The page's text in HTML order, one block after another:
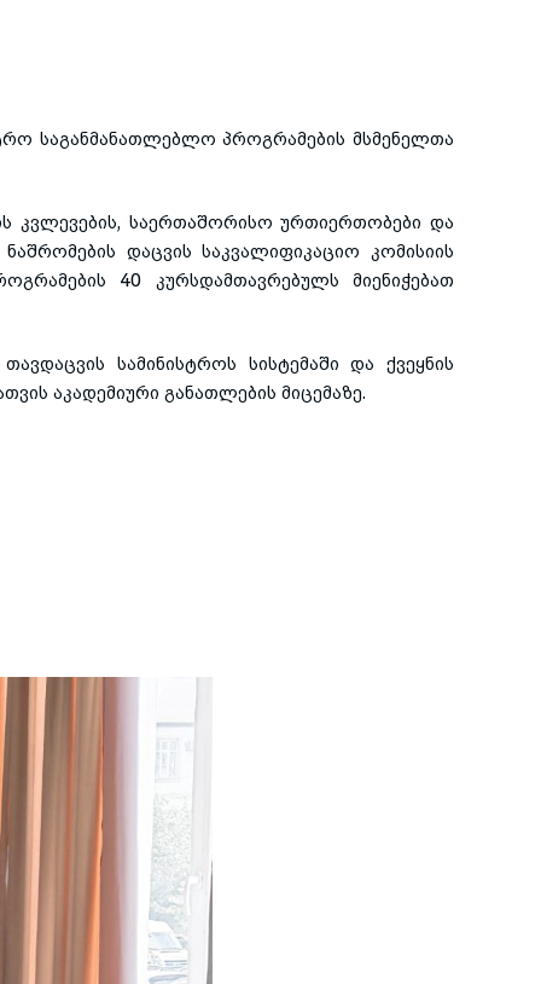
საგანმანათლებლო პროგრამების მსმენელთა
კვლევების, საერთაშორისო ურთიერთობები და
დაცვის საკვალიფიკაციო კომისიის
40 კურსდამთავრებულს მიენიჭებათ
სამინისტროს სისტემაში და ქვეყნის
აკადემიური განათლების მიცემაზე.